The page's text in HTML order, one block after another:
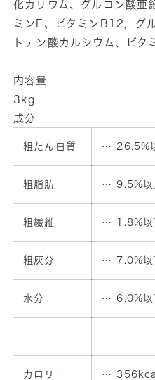
化カリウム、グルコン酸亜
ミンE、ビタミンB12，グ
トテン酸カルシウム、ビタ
内容量
3kg
成分
粗たん白質 … 26.5%
粗脂肪 … 9.5%以
粗繊維 … 1.8%以
粗灰分 … 7.0%以
水分 … 6.0%以
カロリー …